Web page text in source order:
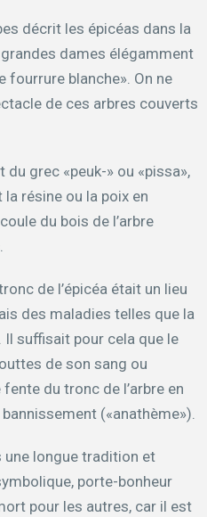
décrit les épicéas dans la
dames élégamment
fourrure blanche». On ne
de ces arbres couverts
du grec «peuk-» ou «pissa»,
résine ou la poix en
du bois de l’arbre
de l’épicéa était un lieu
des maladies telles que la
suffisait pour cela que le
de son sang ou
du tronc de l’arbre en
(«anathème»).
une longue tradition et
porte-bonheur
pour les autres, car il est